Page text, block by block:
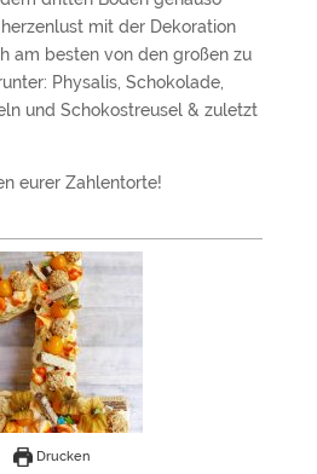
mit der Dekoration
am besten von den großen zu
Physalis, Schokolade,
und Schokostreusel & zuletzt
eurer Zahlentorte!
Drucken